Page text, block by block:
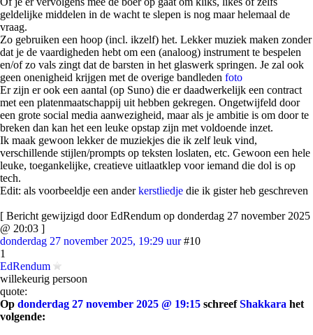
geldelijke middelen in de wacht te slepen is nog maar helemaal de
vraag.
Zo gebruiken een hoop (incl. ikzelf) het. Lekker muziek maken zonder
dat je de vaardigheden hebt om een (analoog) instrument te bespelen
en/of zo vals zingt dat de barsten in het glaswerk springen. Je zal ook
geen onenigheid krijgen met de overige bandleden foto
Er zijn er ook een aantal (op Suno) die er daadwerkelijk een contract
met een platenmaatschappij uit hebben gekregen. Ongetwijfeld door
een grote social media aanwezigheid, maar als je ambitie is om door te
breken dan kan het een leuke opstap zijn met voldoende inzet.
Ik maak gewoon lekker de muziekjes die ik zelf leuk vind,
verschillende stijlen/prompts op teksten loslaten, etc. Gewoon een hele
leuke, toegankelijke, creatieve uitlaatklep voor iemand die dol is op
tech.
Edit: als voorbeeldje een anderkerstliedje die ik gister heb geschreven
[ Bericht gewijzigd door EdRendum op donderdag 27 november 2025
@ 20:03 ]
donderdag 27 november 2025, 19:29 uur #10
1
EdRendum
willekeurig persoon
quote:
Op donderdag 27 november 2025 @ 19:15 schreefShakkara het
volgende: